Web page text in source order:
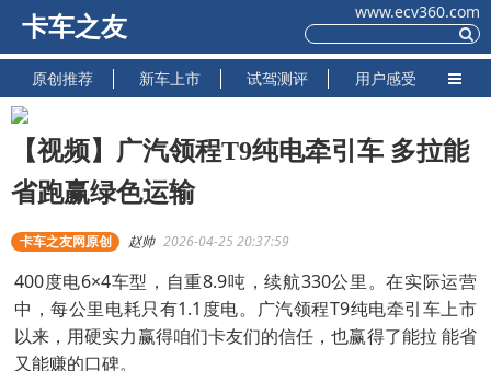
卡车之友
www.ecv360.com
原创推荐 新车上市 试驾测评 用户感受
【视频】广汽领程T9纯电牵引车 多拉能
省跑赢绿色运输
卡车之友网原创 赵帅 2026-04-25 20:37:59
400度电6×4车型，自重8.9吨，续航330公里。在实际运营
中，每公里电耗只有1.1度电。广汽领程T9纯电牵引车上市
以来，用硬实力赢得咱们卡友们的信任，也赢得了能拉 能省
又能赚的口碑。